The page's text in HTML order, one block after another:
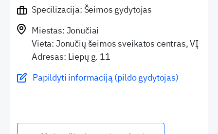
Specilizacija: Šeimos gydytojas
Miestas: Jonučiai
Vieta: Jonučių šeimos sveikatos centras, VĮ
Adresas: Liepų g. 11
Papildyti informaciją (pildo gydytojas)